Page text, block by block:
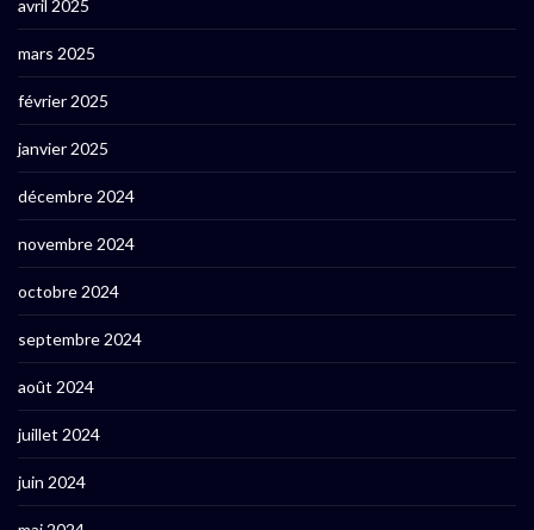
avril 2025
mars 2025
février 2025
janvier 2025
décembre 2024
novembre 2024
octobre 2024
septembre 2024
août 2024
juillet 2024
juin 2024